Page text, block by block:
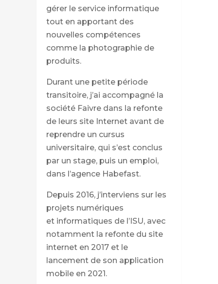
gérer le service informatique
tout en apportant des
nouvelles compétences
comme la photographie de
produits.
Durant une petite période
transitoire, j’ai accompagné la
société Faivre dans la refonte
de leurs site Internet avant de
reprendre un cursus
universitaire, qui s’est conclus
par un stage, puis un emploi,
dans l’agence Habefast.
Depuis 2016, j’interviens sur les
projets numériques
et informatiques de l’ISU, avec
notamment la refonte du site
internet en 2017 et le
lancement de son application
mobile en 2021.